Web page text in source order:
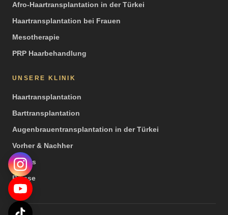
Afro-Haartransplantation in der Türkei
Haartransplantation bei Frauen
Mesotherapie
PRP Haarbehandlung
UNSERE KLINIK
Haartransplantation
Barttransplantation
Augenbrauentransplantation in der Türkei
Vorher & Nachher
Videos
Presse